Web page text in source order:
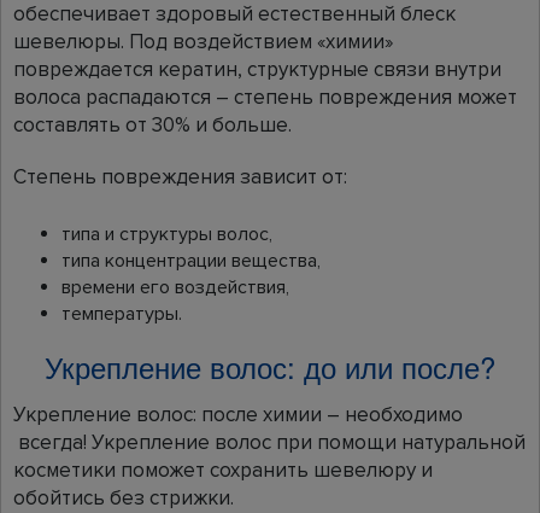
обеспечивает здоровый естественный блеск
шевелюры. Под воздействием «химии»
повреждается кератин, структурные связи внутри
волоса распадаются – степень повреждения может
составлять от 30% и больше.
Степень повреждения зависит от:
типа и структуры волос,
типа концентрации вещества,
времени его воздействия,
температуры.
Укрепление волос: до или после?
Укрепление волос: после химии – необходимо
всегда! Укрепление волос при помощи натуральной
косметики поможет сохранить шевелюру и
обойтись без стрижки.